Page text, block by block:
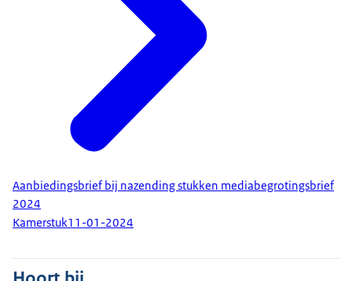
Aanbiedingsbrief bij nazending stukken mediabegrotingsbrief
2024
Kamerstuk11-01-2024